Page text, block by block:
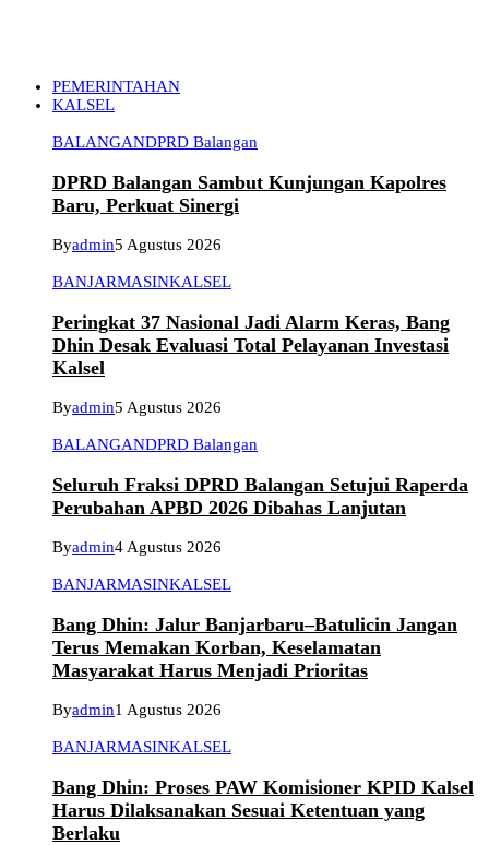
PEMERINTAHAN
KALSEL
BALANGANDPRD Balangan
DPRD Balangan Sambut Kunjungan Kapolres
Baru, Perkuat Sinergi
Byadmin5 Agustus 2026
BANJARMASINKALSEL
Peringkat 37 Nasional Jadi Alarm Keras, Bang
Dhin Desak Evaluasi Total Pelayanan Investasi
Kalsel
Byadmin5 Agustus 2026
BALANGANDPRD Balangan
Seluruh Fraksi DPRD Balangan Setujui Raperda
Perubahan APBD 2026 Dibahas Lanjutan
Byadmin4 Agustus 2026
BANJARMASINKALSEL
Bang Dhin: Jalur Banjarbaru–Batulicin Jangan
Terus Memakan Korban, Keselamatan
Masyarakat Harus Menjadi Prioritas
Byadmin1 Agustus 2026
BANJARMASINKALSEL
Bang Dhin: Proses PAW Komisioner KPID Kalsel
Harus Dilaksanakan Sesuai Ketentuan yang
Berlaku